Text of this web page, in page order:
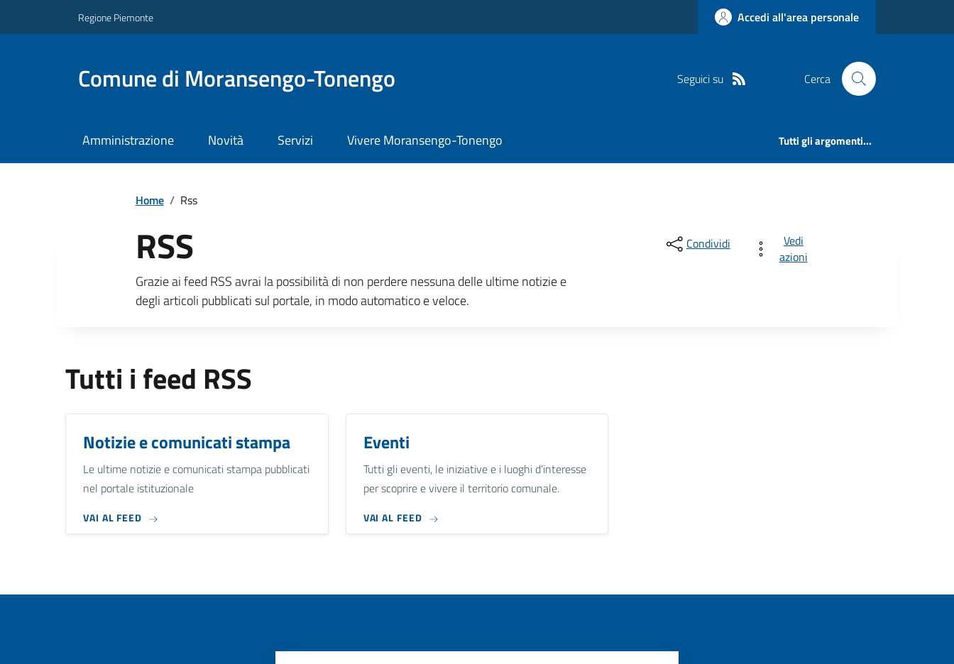
Regione Piemonte Accedi all'area personale
Comune di Moransengo-Tonengo Seguici su Cerca
Amministrazione Novità Servizi Vivere Moransengo-Tonengo Tutti gli argomenti...
Home / Rss
RSS
Grazie ai feed RSS avrai la possibilità di non perdere nessuna delle ultime notizie e
degli articoli pubblicati sul portale, in modo automatico e veloce.
Condividi
Vedi
azioni
Tutti i feed RSS
Notizie e comunicati stampa
Le ultime notizie e comunicati stampa pubblicati
nel portale istituzionale
VAI AL FEED
Eventi
Tutti gli eventi, le iniziative e i luoghi d’interesse
per scoprire e vivere il territorio comunale.
VAI AL FEED